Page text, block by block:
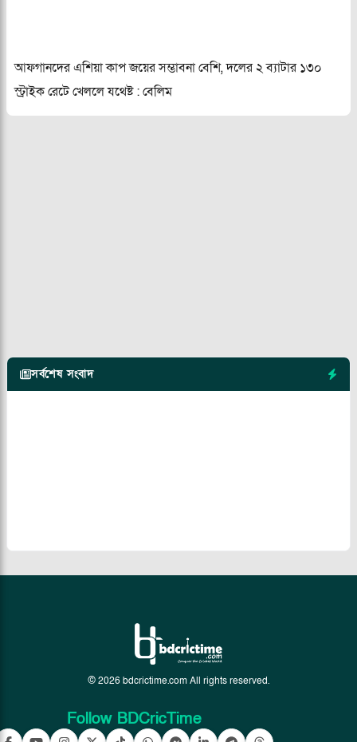
আফগানদের এশিয়া কাপ জয়ের সম্ভাবনা বেশি, দলের ২ ব্যাটার ১৩০
স্ট্রাইক রেটে খেললে যথেষ্ট : বেলিম
সর্বশেষ সংবাদ
© 2026 bdcrictime.com All rights reserved.
Follow BDCricTime